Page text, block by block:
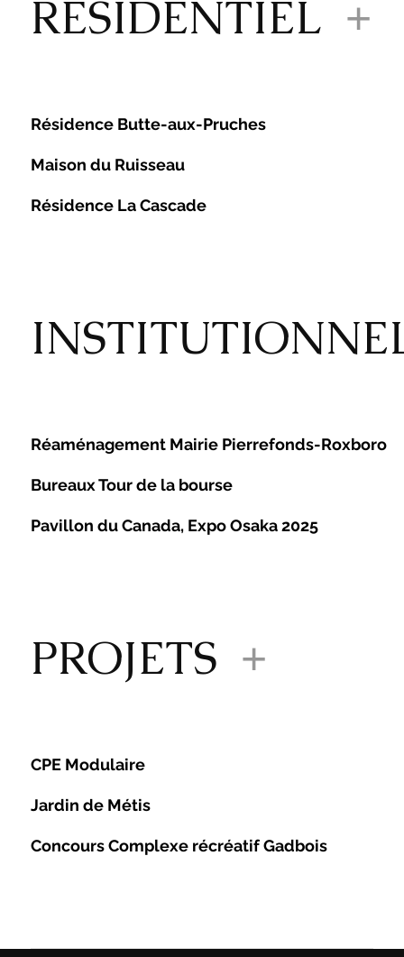
RÉSIDENTIEL +
Résidence Butte-aux-Pruches
Maison du Ruisseau
Résidence La Cascade
Réaménagement Mairie Pierrefonds-Roxboro
Bureaux Tour de la bourse
Pavillon du Canada, Expo Osaka 2025
PROJETS +
CPE Modulaire
Jardin de Métis
Concours Complexe récréatif Gadbois